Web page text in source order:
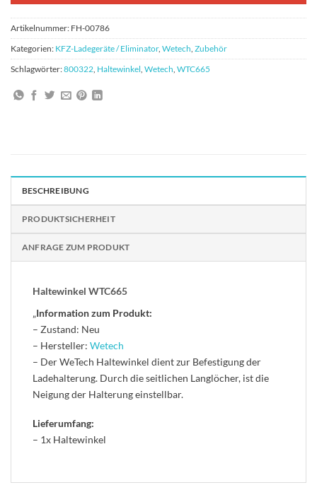
Artikelnummer: FH-00786
Kategorien: KFZ-Ladegerät​​e / Eliminator, Wetech Zubehör
Schlagwörter:800322 Haltewinkel Wetech WTC665
BESCHREIBUNG
PRODUKTSICHERHEIT
ANFRAGE ZUM PRODUKT
Haltewinkel WTC665
„Information zum Produkt:
– Zustand: Neu
– Hersteller: Wetech
– Der WeTech Haltewinkel dient zur Befestigung der
Ladehalterung. Durch die seitlichen Langlöcher, ist die
Neigung der Halterung einstellbar.
Lieferumfang:
– 1x Haltewinkel